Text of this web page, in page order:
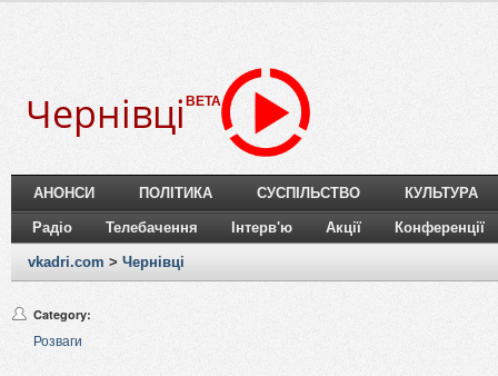
Чернівці BETA
АНОНСИ ПОЛІТИКА СУСПІЛЬСТВО КУЛЬТУРА
Радіо Телебачення Інтерв'ю Акції Конференції
vkadri.com > Чернівці
Category:
Розваги